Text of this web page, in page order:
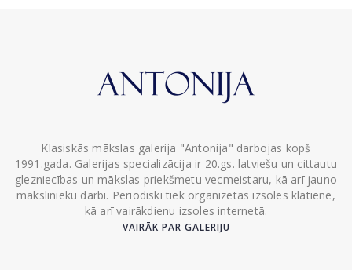
Klasiskās mākslas galerija "Antonija" darbojas kopš
1991.gada. Galerijas specializācija ir 20.gs. latviešu un cittautu
glezniecības un mākslas priekšmetu vecmeistaru, kā arī jauno
mākslinieku darbi. Periodiski tiek organizētas izsoles klātienē,
kā arī vairākdienu izsoles internetā.
VAIRĀK PAR GALERIJU